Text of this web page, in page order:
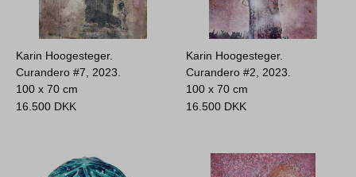
Karin Hoogesteger.
Curandero #7, 2023.
100 x 70 cm
16.500 DKK
Karin Hoogesteger.
Curandero #2, 2023.
100 x 70 cm
16.500 DKK